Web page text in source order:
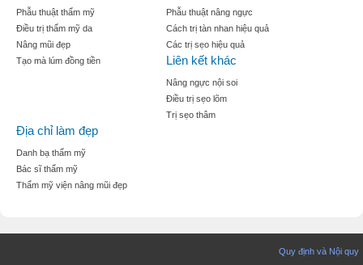
Phẫu thuật thẩm mỹ
Điều trị thẩm mỹ da
Nâng mũi đẹp
Tạo mà lúm đồng tiền
Phẫu thuật nâng ngực
Cách trị tàn nhan hiệu quả
Các trị sẹo hiệu quả
Liên kết khác
Nâng ngực nội soi
Điều trị sẹo lõm
Trị sẹo thâm
Địa chỉ làm đẹp
Danh bạ thẩm mỹ
Bác sĩ thẩm mỹ
Thẩm mỹ viện nâng mũi đẹp
Quy định và Nội quy